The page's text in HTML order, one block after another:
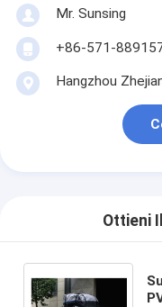
Mr. Sunsing
+86-571-
Hangzhou
Ottieni